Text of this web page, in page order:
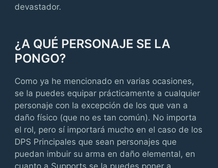
devastador.
¿A QUÉ PERSONAJE SE LA
PONGO?
Como ya he mencionado en varias ocasiones,
se la puedes equipar prácticamente a cualquier
personaje con la excepción de los que van a
daño físico (que no es tan común). No importa
el rol, pero sí importará mucho en el caso de los
DPS Principales que sean personajes que
puedan imbuir su arma en daño elemental, en
cuanto a Supports se la puedes poner a